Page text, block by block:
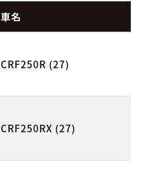
車名
CRF250R (27)
CRF250RX (27)